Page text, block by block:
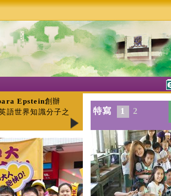
Epstein創辦
語世界知識分子之
特寫 1 2